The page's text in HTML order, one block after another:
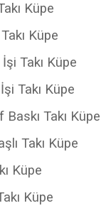
Küpe
Küpe
Takı Küpe
Takı Küpe
Takı Küpe
Takı Küpe
Küpe
Küpe